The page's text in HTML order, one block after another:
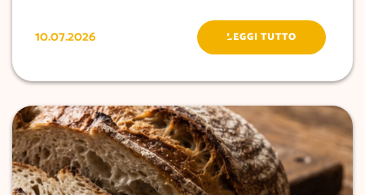
10.07.2026 LEGGI TUTTO